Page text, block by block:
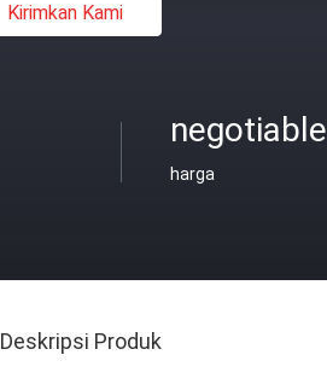
Kirimkan Kami
negotiable
harga
Deskripsi Produk